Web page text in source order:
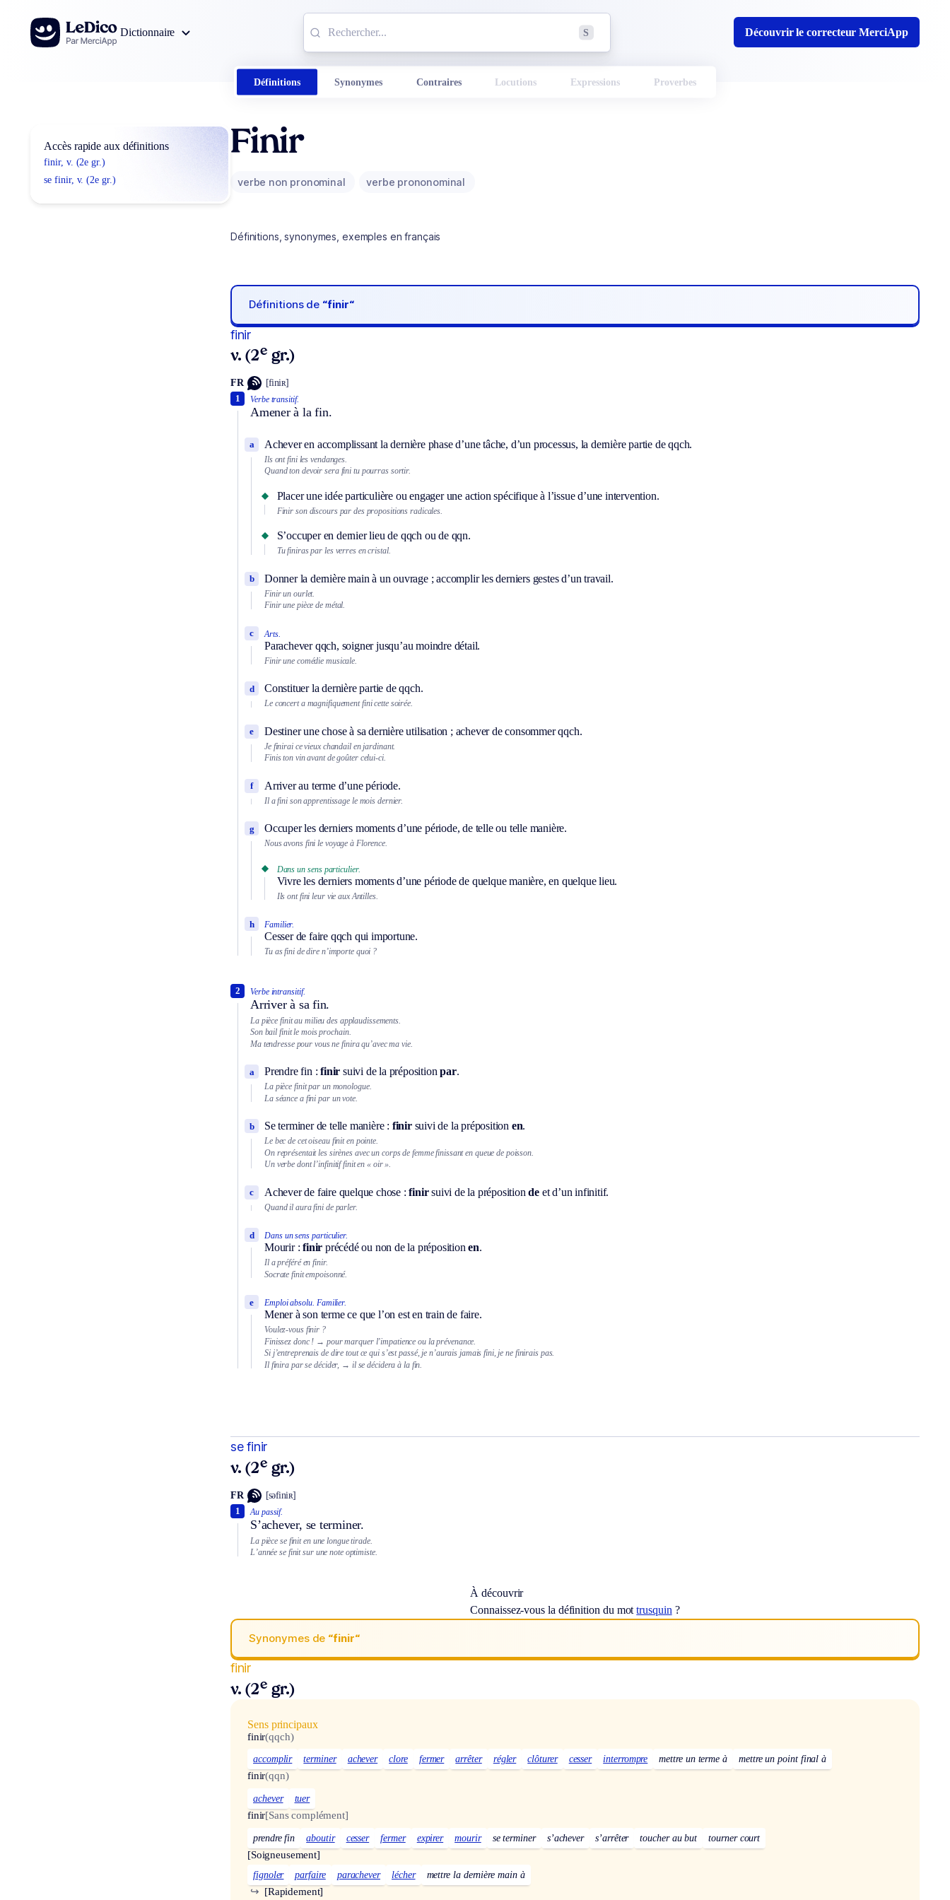
Aller au contenu
Dictionnaire
S Découvrir le correcteur MerciApp
Définitions Synonymes Contraires Locutions Expressions Proverbes
Accès rapide aux définitions
finir, v. (2e gr.)
se finir, v. (2e gr.)
Finir
verbe non pronominal verbe prononominal
Définitions, synonymes, exemples en français
Définitions de “finir“
finir
v. (2e gr.)
FR [finiʀ]
Verbe transitif.
Amener à la fin.
1
Achever en accomplissant la dernière phase d’une tâche, d’un processus, la dernière partie de qqch.
a
Ils ont fini les vendanges.
Quand ton devoir sera fini tu pourras sortir.
Placer une idée particulière ou engager une action spécifique à l’issue d’une intervention.
Finir son discours par des propositions radicales.
S’occuper en dernier lieu de qqch ou de qqn.
Tu finiras par les verres en cristal.
Donner la dernière main à un ouvrage ; accomplir les derniers gestes d’un travail.
b
Finir un ourlet.
Finir une pièce de métal.
Arts.
Parachever qqch, soigner jusqu’au moindre détail.
c
Finir une comédie musicale.
Constituer la dernière partie de qqch.
d
Le concert a magnifiquement fini cette soirée.
Destiner une chose à sa dernière utilisation ; achever de consommer qqch.
e
Je finirai ce vieux chandail en jardinant.
Finis ton vin avant de goûter celui-ci.
Arriver au terme d’une période.
f
Il a fini son apprentissage le mois dernier.
Occuper les derniers moments d’une période, de telle ou telle manière.
g
Nous avons fini le voyage à Florence.
Dans un sens particulier.
Vivre les derniers moments d’une période de quelque manière, en quelque lieu.
Ils ont fini leur vie aux Antilles.
Familier.
Cesser de faire qqch qui importune.
h
Tu as fini de dire n’importe quoi ?
Verbe intransitif.
Arriver à sa fin.
2
La pièce finit au milieu des applaudissements.
Son bail finit le mois prochain.
Ma tendresse pour vous ne finira qu’avec ma vie.
Prendre fin :finir suivi de la prépositionpar.
a
La pièce finit par un monologue.
La séance a fini par un vote.
Se terminer de telle manière : finirsuivi de la préposition en.
b
Le bec de cet oiseau finit en pointe.
On représentait les sirènes avec un corps de femme finissant en queue de poisson.
Un verbe dont l’infinitif finit en « oir ».
Achever de faire quelque chose :finirsuivi de la prépositionde et d’un infinitif.
c
Quand il aura fini de parler.
Dans un sens particulier.
Mourir :finir précédé ou non de la prépositionen.
d
Il a préféré en finir.
Socrate finit empoisonné.
Emploi absolu. Familier.
Mener à son terme ce que l’on est en train de faire.
e
Voulez-vous finir ?
Finissez donc ! → pour marquer l’impatience ou la prévenance.
Si j’entreprenais de dire tout ce qui s’est passé, je n’aurais jamais fini, je ne finirais pas.
Il finira par se décider, → il se décidera à la fin.
se finir
v. (2e gr.)
FR [səfiniʀ]
Au passif.
S’achever, se terminer.
1
La pièce se finit en une longue tirade.
L’année se finit sur une note optimiste.
À découvrir
Connaissez-vous la définition du mottrusquin ?
Synonymes de “finir“
finir
v. (2e gr.)
Sens principaux
finir(qqch)
accomplir terminer achever clore fermer arrêter régler clôturer cesser interrompre mettre un terme à mettre un point final à
finir(qqn)
achever tuer
finir[Sans complément]
prendre fin aboutir cesser fermer expirer mourir se terminer s’achever s’arrêter toucher au but tourner court
[Soigneusement]
fignoler parfaire parachever lécher mettre la dernière main à
[Rapidement]
↪